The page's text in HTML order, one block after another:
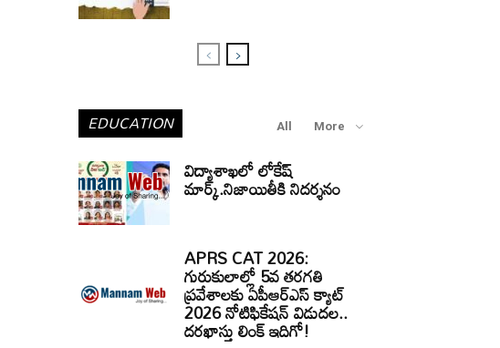
EDUCATION All More
విద్యాశాఖలో లోకేష్
మార్క్.నిజాయితీకి నిదర్శనం
APRS CAT 2026:
గురుకులాల్లో 5వ తరగతి
ప్రవేశాలకు ఏపీఆర్‌ఎస్‌ క్యాట్‌
2026 నోటిఫికేషన్‌ విడుదల..
దరఖాస్తు లింక్‌ ఇదిగో!